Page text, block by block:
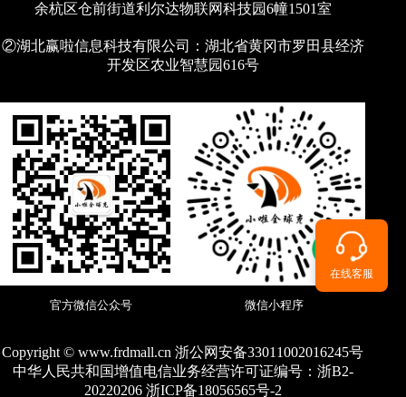
余杭区仓前街道利尔达物联网科技园6幢1501室
②湖北赢啦信息科技有限公司：湖北省黄冈市罗田县经济
开发区农业智慧园616号
官方微信公众号 微信小程序
在线客服
Copyright © www.frdmall.cn 浙公网安备33011002016245号
中华人民共和国增值电信业务经营许可证编号： 浙B2-
20220206 浙ICP备18056565号-2